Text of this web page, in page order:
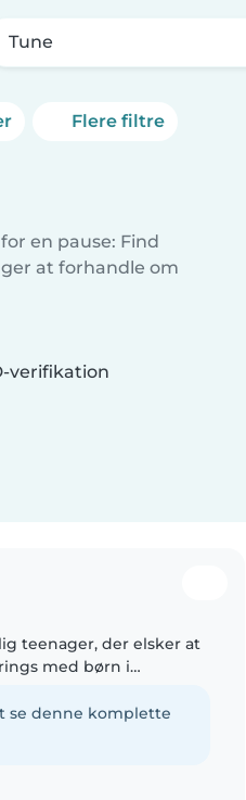
Tune
Flere filtre
en pause: Find
at forhandle om
verifikation
teenager, der elsker at
med børn i
se denne komplette